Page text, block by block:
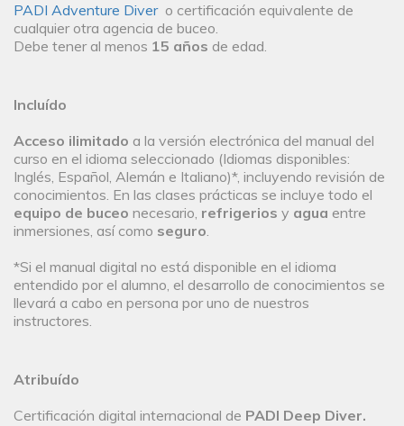
PADI Adventure Divero certificación equivalente de
cualquier otra agencia de buceo.
Debe tener al menos 15 años de edad.
Incluído
Acceso ilimitado a la versión electrónica del manual del
curso en el idioma seleccionado (Idiomas disponibles:
Inglés, Español, Alemán e Italiano)*, incluyendo revisión de
conocimientos. En las clases prácticas se incluye todo el
equipo de buceo necesario, refrigerios y agua entre
inmersiones, así como seguro.
*Si el manual digital no está disponible en el idioma
entendido por el alumno, el desarrollo de conocimientos se
llevará a cabo en persona por uno de nuestros
instructores.
Atribuído
Certificación digital internacional de PADI Deep Diver.